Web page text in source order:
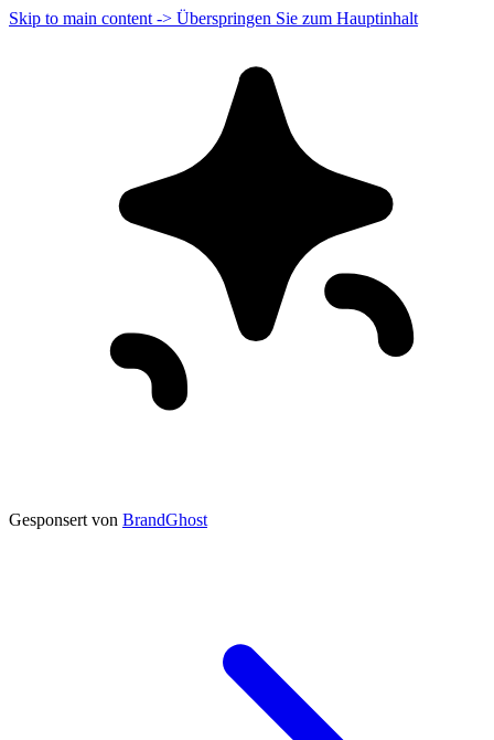
Skip to main content -> Überspringen Sie zum Hauptinhalt
Gesponsert von BrandGhost